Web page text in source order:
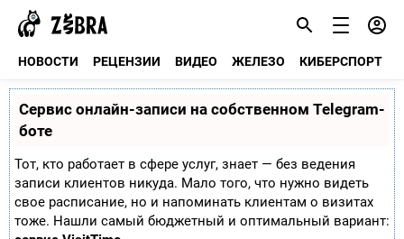
НОВОСТИ РЕЦЕНЗИИ ВИДЕО ЖЕЛЕЗО КИБЕРСПОРТ
Сервис онлайн-записи на собственном Telegram-
боте
Тот, кто работает в сфере услуг, знает — без ведения
записи клиентов никуда. Мало того, что нужно видеть
свое расписание, но и напоминать клиентам о визитах
тоже. Нашли самый бюджетный и оптимальный вариант: